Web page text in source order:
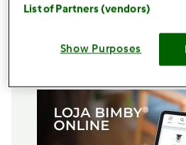
100 gr. de manteiga macia
Adicionar à lista
List of Partners (vendors)
Show Purposes